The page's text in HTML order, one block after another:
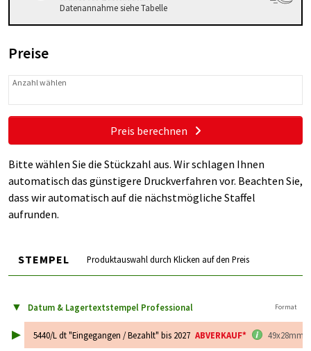
Datenannahme siehe Tabelle
Preise
Anzahl wählen
Preis berechnen
Bitte wählen Sie die Stückzahl aus. Wir schlagen Ihnen
automatisch das günstigere Druckverfahren vor. Beachten Sie,
dass wir automatisch auf die nächstmögliche Staffel
aufrunden.
STEMPEL Produktauswahl durch Klicken auf den Preis
▼ Datum & Lagertextstempel Professional Format
▸ 5440/L dt "Eingegangen / Bezahlt" bis 2027 ABVERKAUF* 49x28mm